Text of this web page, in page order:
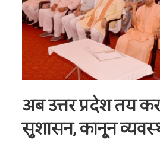
अब उत्तर प्रदेश तय
सुशासन, कानून